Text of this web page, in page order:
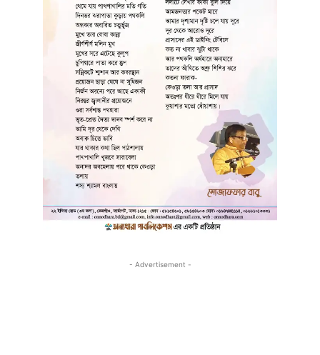
- Advertisement -